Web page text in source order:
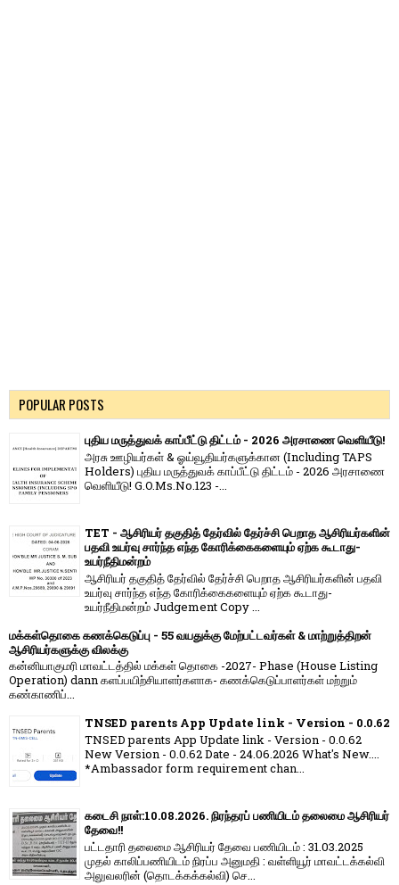
POPULAR POSTS
புதிய மருத்துவக் காப்பீட்டு திட்டம் - 2026 அரசாணை வெளியீடு!
அரசு ஊழியர்கள் & ஓய்வூதியர்களுக்கான (Including TAPS
Holders) புதிய மருத்துவக் காப்பீட்டு திட்டம் - 2026 அரசாணை
வெளியீடு! G.O.Ms.No.123 -...
TET - ஆசிரியர் தகுதித் தேர்வில் தேர்ச்சி பெறாத ஆசிரியர்களின்
பதவி உயர்வு சார்ந்த எந்த கோரிக்கைகளையும் ஏற்க கூடாது-
உயர்நீதிமன்றம்
ஆசிரியர் தகுதித் தேர்வில் தேர்ச்சி பெறாத ஆசிரியர்களின் பதவி
உயர்வு சார்ந்த எந்த கோரிக்கைகளையும் ஏற்க கூடாது-
உயர்நீதிமன்றம் Judgement Copy ...
மக்கள்தொகை கணக்கெடுப்பு - 55 வயதுக்கு மேற்பட்டவர்கள் & மாற்றுத்திறன்
ஆசிரியர்களுக்கு விலக்கு
கன்னியாகுமரி மாவட்டத்தில் மக்கள் தொகை -2027- Phase (House Listing
Operation) dann களப்பயிற்சியாளர்களாக- கணக்கெடுப்பாளர்கள் மற்றும்
கண்காணிப்...
TNSED parents App Update link - Version - 0.0.62
TNSED parents App Update link - Version - 0.0.62
New Version - 0.0.62 Date - 24.06.2026 What's New....
*Ambassador form requirement chan...
கடைசி நாள்:10.08.2026. நிரந்தரப் பணியிடம் தலைமை ஆசிரியர்
தேவை!!
பட்டதாரி தலைமை ஆசிரியர் தேவை பணியிடம் : 31.03.2025
முதல் காலிப்பணியிடம் நிரப்ப அனுமதி : வள்ளியூர் மாவட்டக்கல்வி
அலுவலரின் (தொடக்கக்கல்வி) செ...